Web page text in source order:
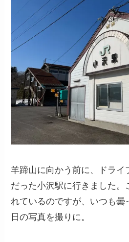
羊蹄山に向かう前に、ドライ
だった小沢駅に行きました。
れているのですが、いつも曇
日の写真を撮りに。